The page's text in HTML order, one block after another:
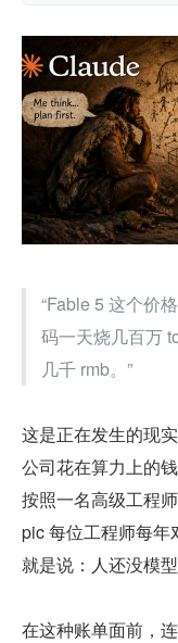
“Fable 5 这个价
码一天烧几百万
几千 rmb。”
这是正在发生的现
公司花在算力上的
按照一名高级工程
pic 每位工程师每年
就是说：人还没模型
在这种账单面前，